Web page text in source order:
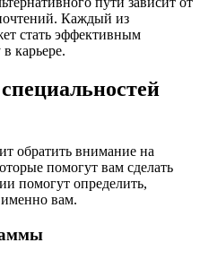
Каждый из
стать эффективным
карьере.
обратить внимание на
помогут вам сделать
помогут определить,
именно вам.